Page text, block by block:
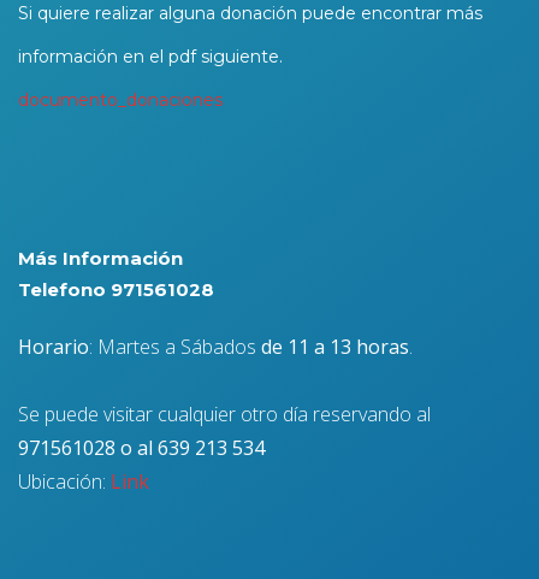
Si quiere realizar alguna donación puede encontrar más
información en el pdf siguiente.
documento_donaciones
Más Información
Telefono 971561028
Horario: Martes a Sábados de 11 a 13 horas.
Se puede visitar cualquier otro día reservando al
971561028 o al 639 213 534
Ubicación: Link